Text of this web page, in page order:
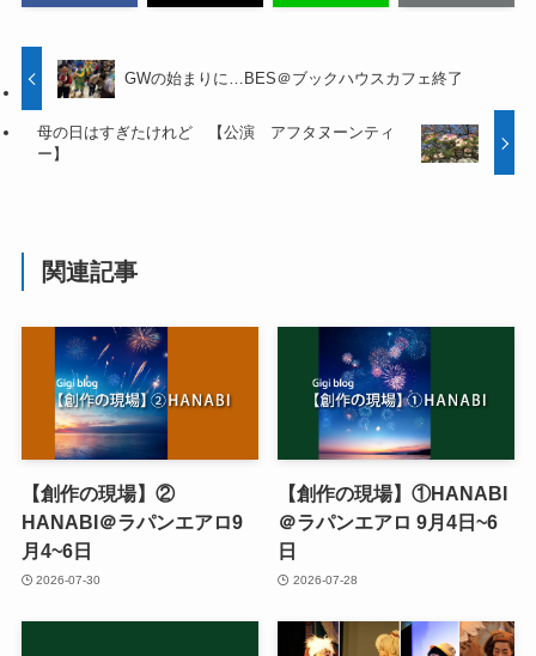
GWの始まりに…BES＠ブックハウスカフェ終了
母の日はすぎたけれど 【公演 アフタヌーンティ
ー】
関連記事
【創作の現場】②
HANABI＠ラパンエアロ9
月4~6日
2026-07-30
【創作の現場】①HANABI
＠ラパンエアロ 9月4日~6
日
2026-07-28